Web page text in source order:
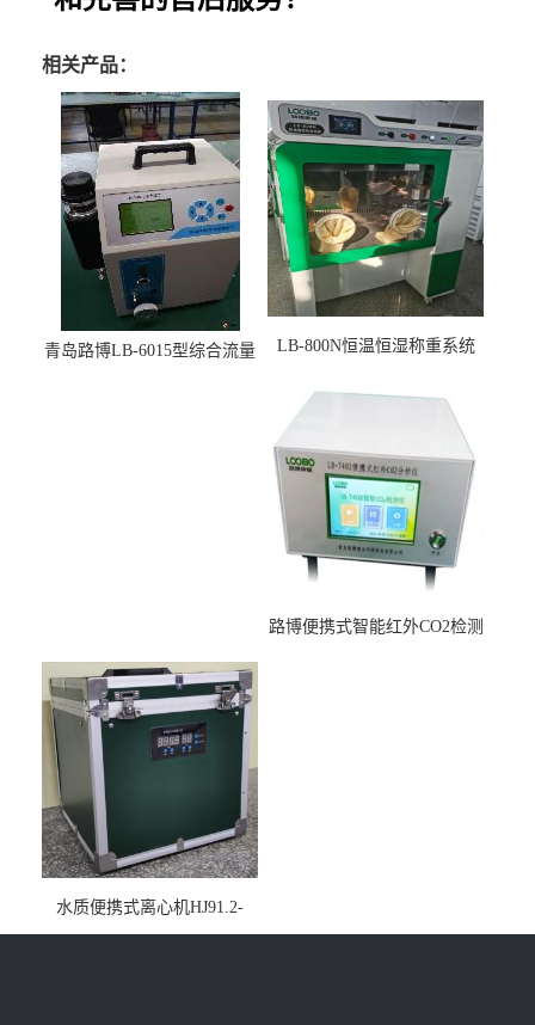
相关产品：
青岛路博LB-6015型综合流量
LB-800N恒温恒湿称重系统
路博便携式智能红外CO2检测
水质便携式离心机HJ91.2-
2022地表水总磷监测内置有